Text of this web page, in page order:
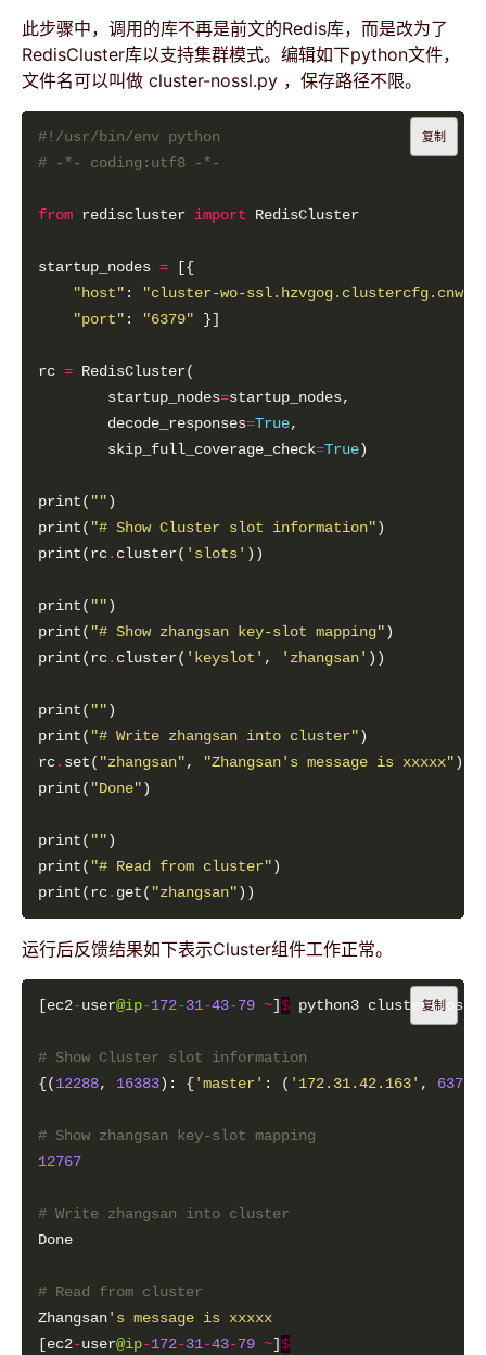
此步骤中，调用的库不再是前文的Redis库，而是改为了
RedisCluster库以支持集群模式。编辑如下python文件，
文件名可以叫做 cluster-nossl.py ，保存路径不限。
#!/usr/bin/env python
# -*- coding:utf8 -*-
from rediscluster import
startup_nodes =
"host" :
"cluster-wo-
"port" : "6379"
rc =
        startup_nodes
=
        decode_responses
=True
        skip_full_coverage_check
=True
print( ""
print( "# Show Cluster slot information"
print(rc. cluster( 'slots'
print( ""
print( "# Show zhangsan key-slot mapping"
print(rc. cluster( 'keyslot' , 'zhangsan'
print( ""
print( "# Write zhangsan into cluster"
rc. set( "zhangsan", "Zhangsan's message is xxxxx"
print( "Done"
print( ""
print( "# Read from cluster"
print(rc. get( "zhangsan"
复制
运行后反馈结果如下表示Cluster组件工作正常。
[ec2-user@ip-172-31-43-79 ~]$ python3 cluster-nossl
# Show Cluster slot information
{(12288, 16383): {'master' : ( '172.31.42.163' , 6379
# Show zhangsan key-slot mapping
12767
# Write zhangsan into cluster
# Read from cluster
Zhangsan's message is xxxxx
[ec2-user@ip-172-31-43-79 ~]$
复制